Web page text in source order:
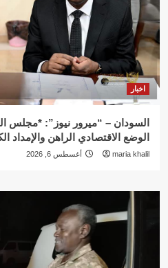
اخبار
السودان – “ميرور نيوز”: *مجلس
الوضع الاقتصادي الراهن والإمداد
maria khalil أغسطس 6, 2026